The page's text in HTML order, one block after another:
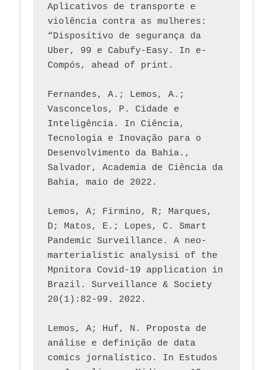
Aplicativos de transporte e
violência contra as mulheres:
“Dispositivo de segurança da
Uber, 99 e Cabufy-Easy. In e-
Compós, ahead of print.
Fernandes, A.; Lemos, A.;
Vasconcelos, P. Cidade e
Inteligência. In Ciência,
Tecnologia e Inovação para o
Desenvolvimento da Bahia.,
Salvador, Academia de Ciência da
Bahia, maio de 2022.
Lemos, A; Firmino, R; Marques,
D; Matos, E.; Lopes, C. Smart
Pandemic Surveillance. A neo-
marterialistic analysisi of the
Mpnitora Covid-19 application in
Brazil. Surveillance & Society
20(1):82-99. 2022.
Lemos, A; Huf, N. Proposta de
análise e definição de data
comics jornalístico. In Estudos